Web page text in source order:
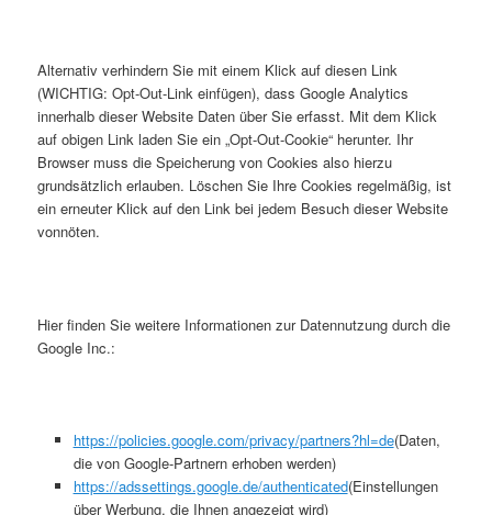
Alternativ verhindern Sie mit einem Klick auf diesen Link
(WICHTIG: Opt-Out-Link einfügen), dass Google Analytics
innerhalb dieser Website Daten über Sie erfasst. Mit dem Klick
auf obigen Link laden Sie ein „Opt-Out-Cookie“ herunter. Ihr
Browser muss die Speicherung von Cookies also hierzu
grundsätzlich erlauben. Löschen Sie Ihre Cookies regelmäßig, ist
ein erneuter Klick auf den Link bei jedem Besuch dieser Website
vonnöten.
Hier finden Sie weitere Informationen zur Datennutzung durch die
Google Inc.:
https://policies.google.com/privacy/partners?hl=de(Daten,
die von Google-Partnern erhoben werden)
https://adssettings.google.de/authenticated(Einstellungen
über Werbung, die Ihnen angezeigt wird)